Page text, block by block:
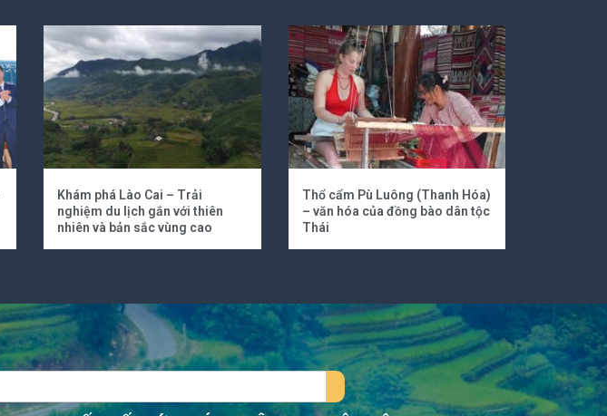
Khám phá Lào Cai – Trải
nghiệm du lịch gắn với thiên
nhiên và bản sắc vùng cao
Thổ cẩm Pù Luông (Thanh Hóa)
– văn hóa của đồng bào dân tộc
Thái